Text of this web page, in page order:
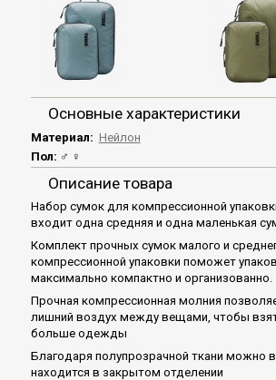
Основные характеристики
Материал: Нейлон
Пол: ♂ ♀
Описание товара
Набор сумок для компрессионной
входит одна средняя и одна маленькая
Комплект прочных сумок малого и
компрессионной упаковки поможет
максимально компактно и организованно.
Прочная компрессионная молния
лишний воздух между вещами, чтобы
больше одежды
Благодаря полупрозрачной ткани можно
находится в закрытом отделении